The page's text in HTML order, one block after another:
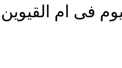
فى ام القيوين